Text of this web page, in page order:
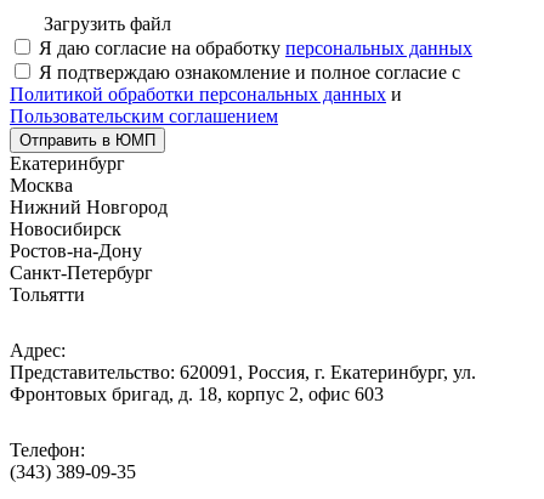
Загрузить файл
Я даю согласие на обработку персональных данных
Я подтверждаю ознакомление и полное согласие с
Политикой обработки персональных данных и
Пользовательским соглашением
Отправить в ЮМП
Екатеринбург
Москва
Нижний Новгород
Новосибирск
Ростов-на-Дону
Санкт-Петербург
Тольятти
Адрес:
Представительство: 620091, Россия, г. Екатеринбург, ул.
Фронтовых бригад, д. 18, корпус 2, офис 603
Телефон:
(343) 389-09-35